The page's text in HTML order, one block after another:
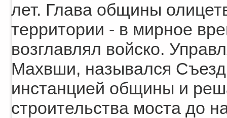
лет. Глава общины
территории - в мирное
возглавлял войско.
Махвши, назывался
инстанцией общины и
строительства моста до